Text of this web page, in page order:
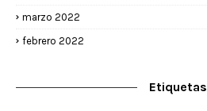
marzo 2022
febrero 2022
Etiquetas